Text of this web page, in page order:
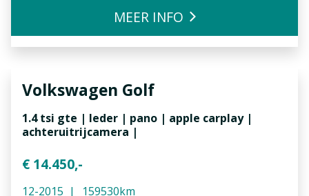
MEER INFO
Volkswagen Golf
1.4 tsi gte | leder | pano | apple carplay |
achteruitrijcamera |
€ 14.450,-
12-2015 159530km